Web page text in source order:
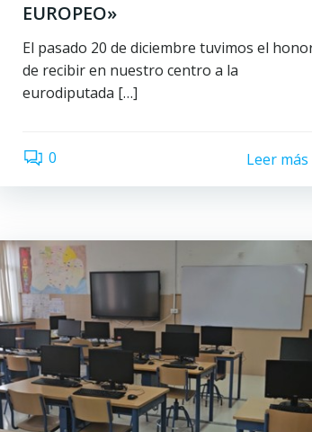
EUROPEO»
El pasado 20 de diciembre tuvimos el
de recibir en nuestro centro a la
eurodiputada […]
0 Leer más